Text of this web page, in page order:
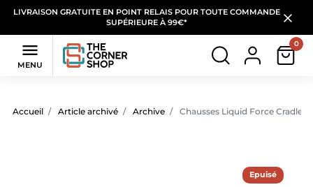
LIVRAISON GRATUITE EN POINT RELAIS POUR TOUTE COMMANDE
SUPÉRIEURE À 99€*

MENU
0
Accueil Article archivé Archive Chausses Liquid Force Cradle
Epuisé